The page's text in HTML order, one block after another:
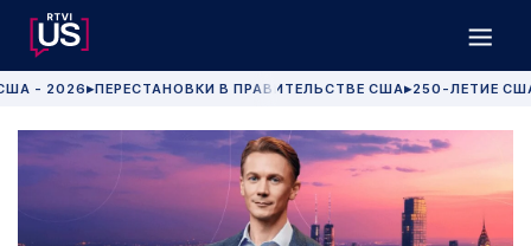
- 2026 ▶ПЕРЕСТАНОВКИ В ПРАВИТЕЛЬСТВЕ США▶250-ЛЕТИЕ